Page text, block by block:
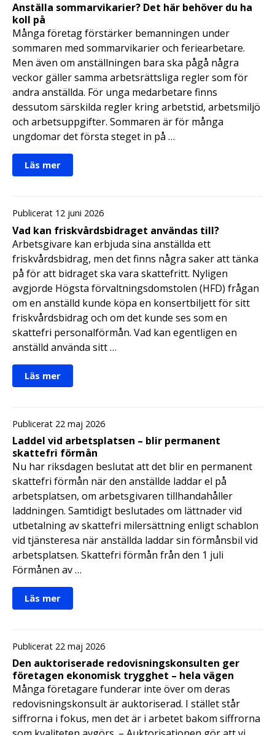
Anställa sommarvikarier? Det här behöver du ha
koll på
Många företag förstärker bemanningen under
sommaren med sommarvikarier och feriearbetare.
Men även om anställningen bara ska pågå några
veckor gäller samma arbetsrättsliga regler som för
andra anställda. För unga medarbetare finns
dessutom särskilda regler kring arbetstid, arbetsmiljö
och arbetsuppgifter. Sommaren är för många
ungdomar det första steget in på …
Läs mer
Publicerat 12 juni 2026
Vad kan friskvårdsbidraget användas till?
Arbetsgivare kan erbjuda sina anställda ett
friskvårdsbidrag, men det finns några saker att tänka
på för att bidraget ska vara skattefritt. Nyligen
avgjorde Högsta förvaltningsdomstolen (HFD) frågan
om en anställd kunde köpa en konsertbiljett för sitt
friskvårdsbidrag och om det kunde ses som en
skattefri personalförmån. Vad kan egentligen en
anställd använda sitt …
Läs mer
Publicerat 22 maj 2026
Laddel vid arbetsplatsen – blir permanent
skattefri förmån
Nu har riksdagen beslutat att det blir en permanent
skattefri förmån när den anställde laddar el på
arbetsplatsen, om arbetsgivaren tillhandahåller
laddningen. Samtidigt beslutades om lättnader vid
utbetalning av skattefri milersättning enligt schablon
vid tjänsteresa när anställda laddar sin förmånsbil vid
arbetsplatsen. Skattefri förmån från den 1 juli
Förmånen av …
Läs mer
Publicerat 22 maj 2026
Den auktoriserade redovisningskonsulten ger
företagen ekonomisk trygghet – hela vägen
Många företagare funderar inte över om deras
redovisningskonsult är auktoriserad. I stället står
siffrorna i fokus, men det är i arbetet bakom siffrorna